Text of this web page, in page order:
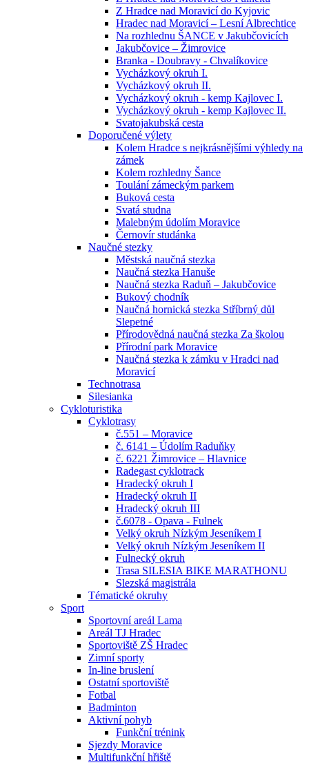
Z Hradce nad Moravicí do Kyjovic
Hradec nad Moravicí – Lesní Albrechtice
Na rozhlednu ŠANCE v Jakubčovicích
Jakubčovice – Žimrovice
Branka - Doubravy - Chvalíkovice
Vycházkový okruh I.
Vycházkový okruh II.
Vycházkový okruh - kemp Kajlovec I.
Vycházkový okruh - kemp Kajlovec II.
Svatojakubská cesta
Doporučené výlety
Kolem Hradce s nejkrásnějšími výhledy na
zámek
Kolem rozhledny Šance
Toulání zámeckým parkem
Buková cesta
Svatá studna
Malebným údolím Moravice
Černovír studánka
Naučné stezky
Městská naučná stezka
Naučná stezka Hanuše
Naučná stezka Raduň – Jakubčovice
Bukový chodník
Naučná hornická stezka Stříbrný důl
Slepetné
Přírodovědná naučná stezka Za školou
Přírodní park Moravice
Naučná stezka k zámku v Hradci nad
Moravicí
Technotrasa
Silesianka
Cykloturistika
Cyklotrasy
č.551 – Moravice
č. 6141 – Údolím Raduňky
č. 6221 Žimrovice – Hlavnice
Radegast cyklotrack
Hradecký okruh I
Hradecký okruh II
Hradecký okruh III
č.6078 - Opava - Fulnek
Velký okruh Nízkým Jeseníkem I
Velký okruh Nízkým Jeseníkem II
Fulnecký okruh
Trasa SILESIA BIKE MARATHONU
Slezská magistrála
Tématické okruhy
Sport
Sportovní areál Lama
Areál TJ Hradec
Sportoviště ZŠ Hradec
Zimní sporty
In-line bruslení
Ostatní sportoviště
Fotbal
Badminton
Aktivní pohyb
Funkční trénink
Sjezdy Moravice
Multifunkční hřiště